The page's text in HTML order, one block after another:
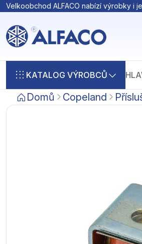
Velkoobchod ALFACO nabízí výrobky i
KATALOG VÝROBCŮ
Domů Copeland